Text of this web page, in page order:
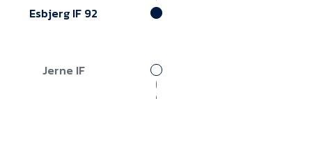
EfB Akademi
Blue Water Arena
Esbjerg IF 92
Jerne IF